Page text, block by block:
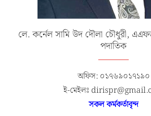
লে. কর্নেল সামি উদ দৌলা চৌধুরী,
পদাতিক
অফিস: ০১৭৬৯০১৭১৯০
ই-মেইলঃ
সকল কর্মকর্তাবৃন্দ